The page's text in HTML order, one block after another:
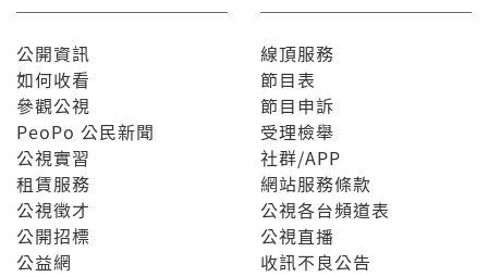
公開資訊
如何收看
參觀公視
PeoPo 公民新聞
公視實習
租賃服務
公視徵才
公開招標
公益網
線頂服務
節目表
節目申訴
受理檢舉
社群/APP
網站服務條款
公視各台頻道表
公視直播
收訊不良公告